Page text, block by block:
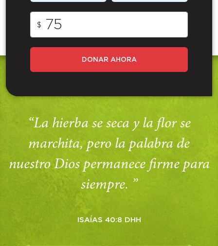
$
DONAR AHORA
“La hierba se seca y la flor se
marchita, pero la palabra de
nuestro Dios permanece firme para
siempre. ”
ISAÍAS 40:8 DHH